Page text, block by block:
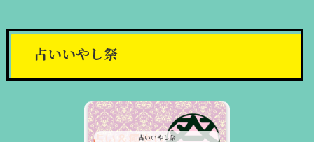
占いいやし祭
占いいやし祭